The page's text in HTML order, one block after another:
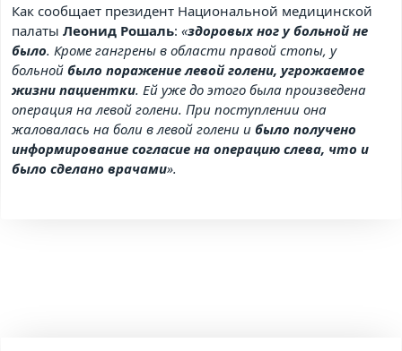
Как сообщает президент Национальной медицинской
палатыЛеонид Рошаль:«здоровых ног у больной не
было. Кроме гангрены в области правой стопы, у
больнойбыло поражение левой голени, угрожаемое
жизни пациентки. Ей уже до этого была произведена
операция на левой голени. При поступлении она
жаловалась на боли в левой голени ибыло получено
информирование согласие на операцию слева, что и
было сделано врачами».